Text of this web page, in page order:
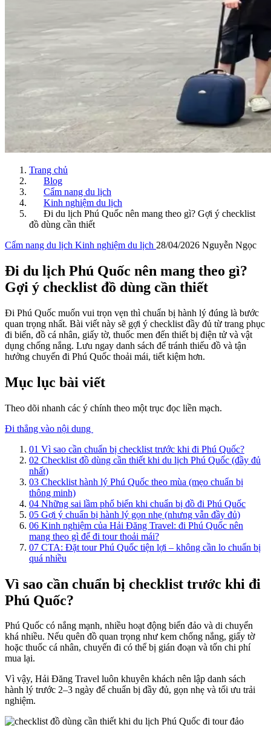
Trang chủ
Blog
Cẩm nang du lịch
Kinh nghiệm du lịch
Đi du lịch Phú Quốc nên mang theo gì? Gợi ý checklist
đồ dùng cần thiết
Cẩm nang du lịch Kinh nghiệm du lịch 28/04/2026 Nguyễn Ngọc
Đi du lịch Phú Quốc nên mang theo gì?
Gợi ý checklist đồ dùng cần thiết
Đi Phú Quốc muốn vui trọn vẹn thì chuẩn bị hành lý đúng là bước
quan trọng nhất. Bài viết này sẽ gợi ý checklist đầy đủ từ trang phục
đi biển, đồ cá nhân, giấy tờ, thuốc men đến thiết bị điện tử và vật
dụng chống nắng. Lưu ngay danh sách để tránh thiếu đồ và tận
hưởng chuyến đi Phú Quốc thoải mái, tiết kiệm hơn.
Mục lục bài viết
Theo dõi nhanh các ý chính theo một trục đọc liền mạch.
Đi thẳng vào nội dung
01 Vì sao cần chuẩn bị checklist trước khi đi Phú Quốc?
02 Checklist đồ dùng cần thiết khi du lịch Phú Quốc (đầy đủ
nhất)
03 Checklist hành lý Phú Quốc theo mùa (mẹo chuẩn bị
thông minh)
04 Những sai lầm phổ biến khi chuẩn bị đồ đi Phú Quốc
05 Gợi ý chuẩn bị hành lý gọn nhẹ (nhưng vẫn đầy đủ)
06 Kinh nghiệm của Hải Đăng Travel: đi Phú Quốc nên
mang theo gì để đi tour thoải mái?
07 CTA: Đặt tour Phú Quốc tiện lợi – không cần lo chuẩn bị
quá nhiều
Vì sao cần chuẩn bị checklist trước khi đi
Phú Quốc?
Phú Quốc có nắng mạnh, nhiều hoạt động biển đảo và di chuyển
khá nhiều. Nếu quên đồ quan trọng như kem chống nắng, giấy tờ
hoặc thuốc cá nhân, chuyến đi có thể bị gián đoạn và tốn chi phí
mua lại.
Vì vậy, Hải Đăng Travel luôn khuyên khách nên lập danh sách
hành lý trước 2–3 ngày để chuẩn bị đầy đủ, gọn nhẹ và tối ưu trải
nghiệm.